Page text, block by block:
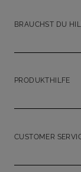
BRAUCHST DU
PRODUKTHILFE
CUSTOMER